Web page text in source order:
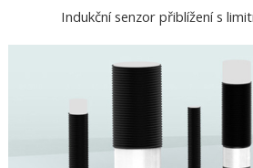
Indukční senzor přiblížení s